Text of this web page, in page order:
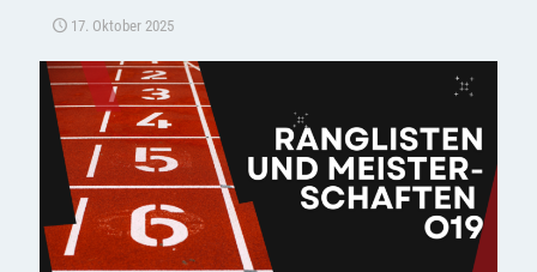
17. Oktober 2025